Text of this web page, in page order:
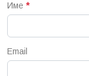
Име *
Email